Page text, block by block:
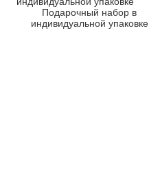
Подарочный набор в
индивидуальной упаковке